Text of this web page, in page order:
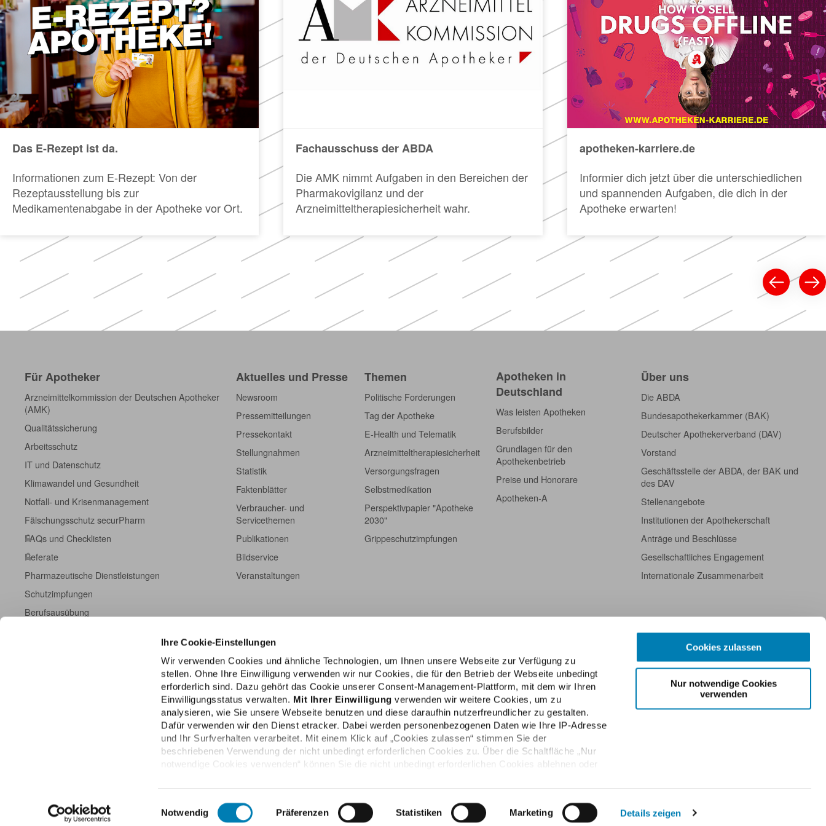
Ihre Cookie-Einstellungen
Wir verwenden Cookies und ähnliche Technologien, um Ihnen unsere Webseite zur Verfügung zu
stellen. Ohne Ihre Einwilligung verwenden wir nur Cookies, die für den Betrieb der Webseite unbedingt
erforderlich sind. Dazu gehört das Cookie unserer Consent-Management-Plattform, mit dem wir Ihren
Einwilligungsstatus verwalten. Mit Ihrer Einwilligung verwenden wir weitere Cookies, um zu
analysieren, wie Sie unsere Webseite benutzen und diese daraufhin nutzerfreundlicher zu gestalten.
Dafür verwenden wir den Dienst etracker. Dabei werden personenbezogenen Daten wie Ihre IP-Adresse
und Ihr Surfverhalten verarbeitet. Mit einem Klick auf „Cookies zulassen“ stimmen Sie der
beschriebenen Verwendung der nicht unbedingt erforderlichen Cookies zu. Über die Schaltfläche „Nur
notwendige Cookies verwenden“ können Sie die nicht unbedingt erforderlichen Cookies ablehnen oder
Datenschutzhinweisen.
Einwilligungsauswahl
Notwendig Präferenzen Statistiken Marketing Details zeigen
Cookies zulassen
Nur notwendige Cookies
verwenden
Apotheken)
Das E-Rezept ist da.
Informationen zum E-Rezept: Von der
Rezeptausstellung bis zur
Medikamentenabgabe in der Apotheke vor Ort.
Fachausschuss der ABDA
Die AMK nimmt Aufgaben in den Bereichen der
Pharmakovigilanz und der
Arzneimitteltherapiesicherheit wahr.
apotheken-karriere.de
Informier dich jetzt über die unterschiedlichen
und spannenden Aufgaben, die dich in der
Apotheke erwarten!
Für Apotheker
Arzneimittelkommission der Deutschen Apotheker
(AMK)
Qualitätssicherung
Arbeitsschutz
IT und Datenschutz
Klimawandel und Gesundheit
Notfall- und Krisenmanagement
Fälschungsschutz securPharm
FAQs und Checklisten
Referate
Pharmazeutische Dienstleistungen
Schutzimpfungen
Berufsausübung
Aktuelles und Presse
Newsroom
Pressemitteilungen
Pressekontakt
Stellungnahmen
Statistik
Faktenblätter
Verbraucher- und
Servicethemen
Publikationen
Bildservice
Veranstaltungen
Themen
Politische Forderungen
Tag der Apotheke
E-Health und Telematik
Arzneimitteltherapiesicherheit
Versorgungsfragen
Selbstmedikation
Perspektivpapier "Apotheke
2030"
Grippeschutzimpfungen
Apotheken in
Deutschland
Was leisten Apotheken
Berufsbilder
Grundlagen für den
Apothekenbetrieb
Preise und Honorare
Apotheken-A
Über uns
Die ABDA
Bundesapothekerkammer (BAK)
Deutscher Apothekerverband (DAV)
Vorstand
Geschäftsstelle der ABDA, der BAK und
des DAV
Stellenangebote
Institutionen der Apothekerschaft
Anträge und Beschlüsse
Gesellschaftliches Engagement
Internationale Zusammenarbeit